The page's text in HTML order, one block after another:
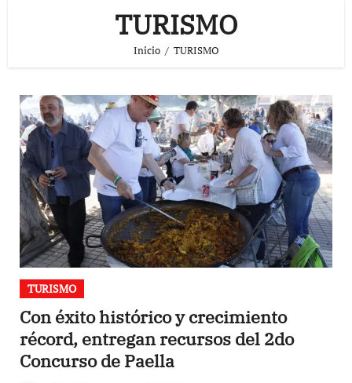
TURISMO
Inicio TURISMO
TURISMO
Con éxito histórico y crecimiento
récord, entregan recursos del 2do
Concurso de Paella